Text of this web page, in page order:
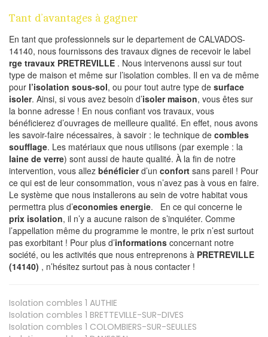
Tant d’avantages à gagner
En tant que professionnels sur le departement de CALVADOS-
14140, nous fournissons des travaux dignes de recevoir le label
rge travaux PRETREVILLE . Nous intervenons aussi sur tout
type de maison et même sur l’isolation combles. Il en va de même
pour l’isolation sous-sol, ou pour tout autre type de surface
isoler. Ainsi, si vous avez besoin d’isoler maison, vous êtes sur
la bonne adresse ! En nous confiant vos travaux, vous
bénéficierez d’ouvrages de meilleure qualité. En effet, nous avons
les savoir-faire nécessaires, à savoir : le technique de combles
soufflage. Les matériaux que nous utilisons (par exemple : la
laine de verre) sont aussi de haute qualité. À la fin de notre
intervention, vous allez bénéficierd’un confort sans pareil ! Pour
ce qui est de leur consommation, vous n’avez pas à vous en faire.
Le système que nous installerons au sein de votre habitat vous
permettra plus d’economies energie. En ce qui concerne le
prix isolation, il n’y a aucune raison de s’inquiéter. Comme
l’appellation même du programme le montre, le prix n’est surtout
pas exorbitant ! Pour plus d’informations concernant notre
société, ou les activités que nous entreprenons à PRETREVILLE
(14140) , n’hésitez surtout pas à nous contacter !
Isolation combles 1 AUTHIE
Isolation combles 1 BRETTEVILLE-SUR-DIVES
Isolation combles 1 COLOMBIERS-SUR-SEULLES